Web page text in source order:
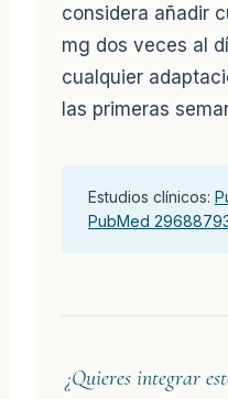
considera añadir
mg dos veces al
cualquier
las primeras
Estudios clínicos:
PubMed
¿Quieres integrar